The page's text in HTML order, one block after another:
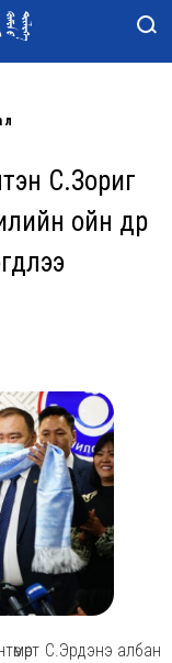
С.Зориг
ойн өдөр
С.Эрдэнэ албан